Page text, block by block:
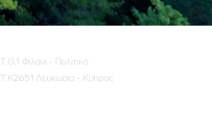
Τ.Θ.1 Φιλάνι - Πολιτικό
Τ.Κ2651 Λευκωσία - Κύπρος